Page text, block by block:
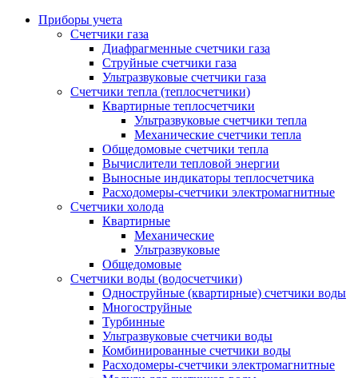
Приборы учета
Счетчики газа
Диафрагменные счетчики газа
Струйные счетчики газа
Ультразвуковые счетчики газа
Счетчики тепла (теплосчетчики)
Квартирные теплосчетчики
Ультразвуковые счетчики тепла
Механические счетчики тепла
Общедомовые счетчики тепла
Вычислители тепловой энергии
Выносные индикаторы теплосчетчика
Расходомеры-счетчики электромагнитные
Счетчики холода
Квартирные
Механические
Ультразвуковые
Общедомовые
Счетчики воды (водосчетчики)
Одноструйные (квартирные) счетчики воды
Многоструйные
Турбинные
Ультразвуковые счетчики воды
Комбинированные счетчики воды
Расходомеры-счетчики электромагнитные